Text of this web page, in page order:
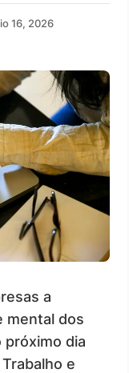
16, 2026
a
mental dos
dia
e